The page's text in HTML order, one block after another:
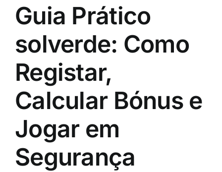
Guia Prático
solverde: Como
Registar,
Calcular Bónus e
Jogar em
Segurança